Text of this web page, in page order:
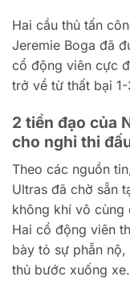
Hai cầu thủ tấn
Jeremie Boga đã
cổ động viên cực
trở về từ thất bại
2 tiền đạo của
cho nghỉ thi
Theo các nguồn
Ultras đã chờ sẵn
không khí vô cùng
Hai cổ động viên
bày tỏ sự phẫn
thủ bước xuống xe.